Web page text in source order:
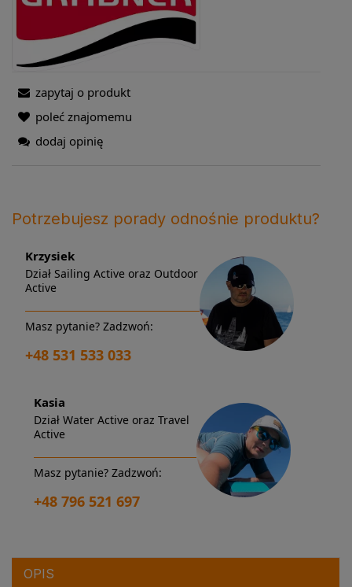
zapytaj o produkt
poleć znajomemu
dodaj opinię
Potrzebujesz porady odnośnie produktu?
Krzysiek
Dział Sailing Active oraz Outdoor
Active
Masz pytanie? Zadzwoń:
+48 531 533 033
Kasia
Dział Water Active oraz Travel
Active
Masz pytanie? Zadzwoń:
+48 796 521 697
OPIS